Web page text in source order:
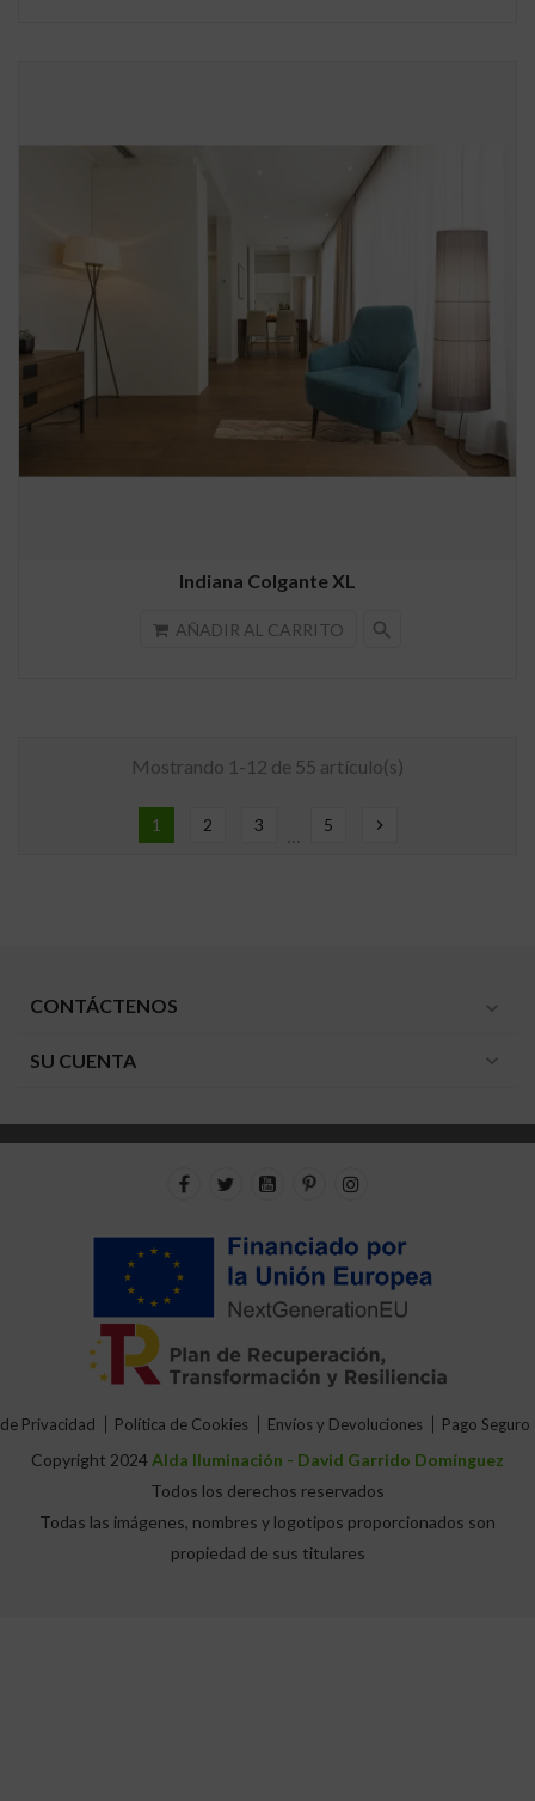
Indiana Colgante XL
AÑADIR AL CARRITO search
Mostrando 1-12 de 55 artículo(s)
1 2 3 … 5 chevron_right
CONTÁCTENOS expand_more
SU CUENTA expand_more
Privacidad Política de Cookies Envíos y Devoluciones Pago Seguro
Copyright 2024Alda Iluminación - David Garrido Domínguez
Todos los derechos reservados
Todas las imágenes, nombres y logotipos proporcionados son
propiedad de sus titulares